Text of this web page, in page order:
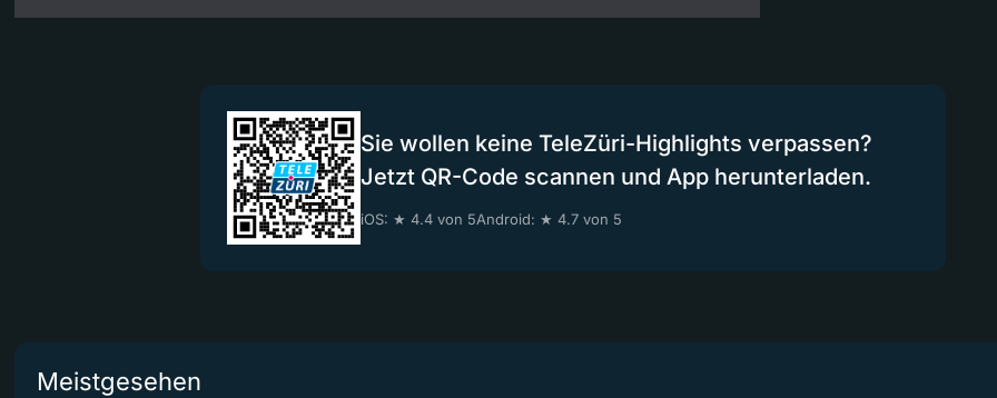
Sie wollen keine TeleZüri-Highlights verpassen?
Jetzt QR-Code scannen und App herunterladen.
iOS: ★ 4.4 von 5Android: ★ 4.7 von 5
Meistgesehen